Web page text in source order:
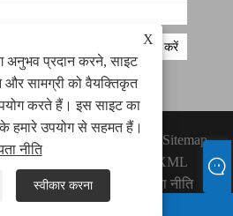
X
अनुभव प्रदान करने, साइट
सामग्री को वैयक्तिकृत
करते हैं। इस साइट का
उपयोग से सहमत हैं।
नीति
स्वीकार करना
वे इलेक्ट्रॉनिक
हीटिंग तत्व, सिरेमिक
Sitemap
XML
गोपनीयता नीति